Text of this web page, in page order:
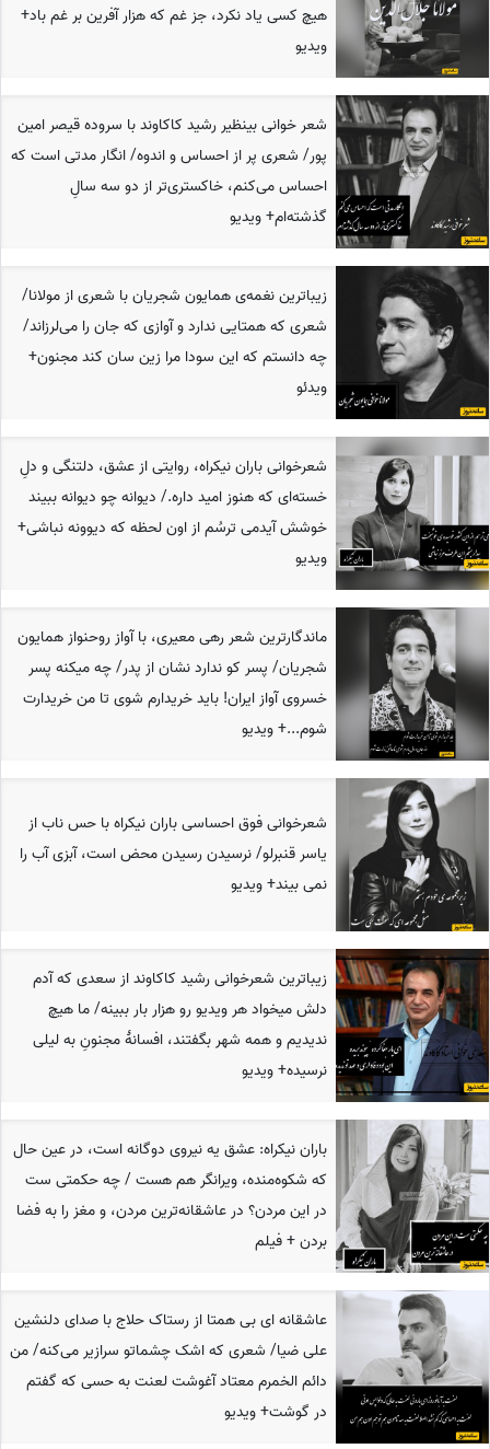
هیچ کسی یاد نکرد، جز غم که هزار آفرین بر غم باد+
ویدیو
شعر خوانی بینظیر رشید کاکاوند با سروده قیصر امین
پور/ شعری پر از احساس و اندوه/ انگار مدتی است که
احساس می‌کنم، خاکستری‌تر از دو سه سالِ
گذشته‌ام+ ویدیو
زیباترین نغمه‌ی همایون شجریان با شعری از مولانا/
شعری که همتایی ندارد و آوازی که جان را می‌لرزاند/
چه دانستم که این سودا مرا زین سان کند مجنون+
ویدئو
شعرخوانی باران نیکراه، روایتی از عشق، دلتنگی و دلِ
خسته‌ای که هنوز امید داره./ دیوانه چو دیوانه ببیند
خوشش آیدمی ترسُم از اون لحظه که دیوونه نباشی+
ویدیو
ماندگارترین شعر رهی معیری، با آواز روحنواز همایون
شجریان/ پسر کو ندارد نشان از پدر/ چه میکنه پسر
خسروی آواز ایران! باید خریدارم شوی تا من خریدارت
شوم...+ ویدیو
شعرخوانی فوق احساسی باران نیکراه با حس ناب از
یاسر قنبرلو/ نرسیدن رسیدن محض است، آبزی آب را
نمی بیند+ ویدیو
زیباترین شعرخوانی رشید کاکاوند از سعدی که آدم
دلش میخواد هر ویدیو رو هزار بار ببینه/ ما هیچ
ندیدیم و همه شهر بگفتند، افسانهٔ مجنونِ به لیلی
نرسیده+ ویدیو
باران نیکراه: عشق یه نیروی دوگانه‌ است، در عین حال
که شکوه‌منده، ویرانگر هم هست / چه حکمتی ست
در این مردن؟ در عاشقانه‌ترین مردن، و مغز را به فضا
بردن + فیلم
عاشقانه ای بی همتا از رستاک حلاج با صدای دلنشین
علی ضیا/ شعری که اشک چشماتو سرازیر می‌کنه/ من
دائم الخمرم معتاد آغوشت لعنت به حسی که گفتم
در گوشت+ ویدیو